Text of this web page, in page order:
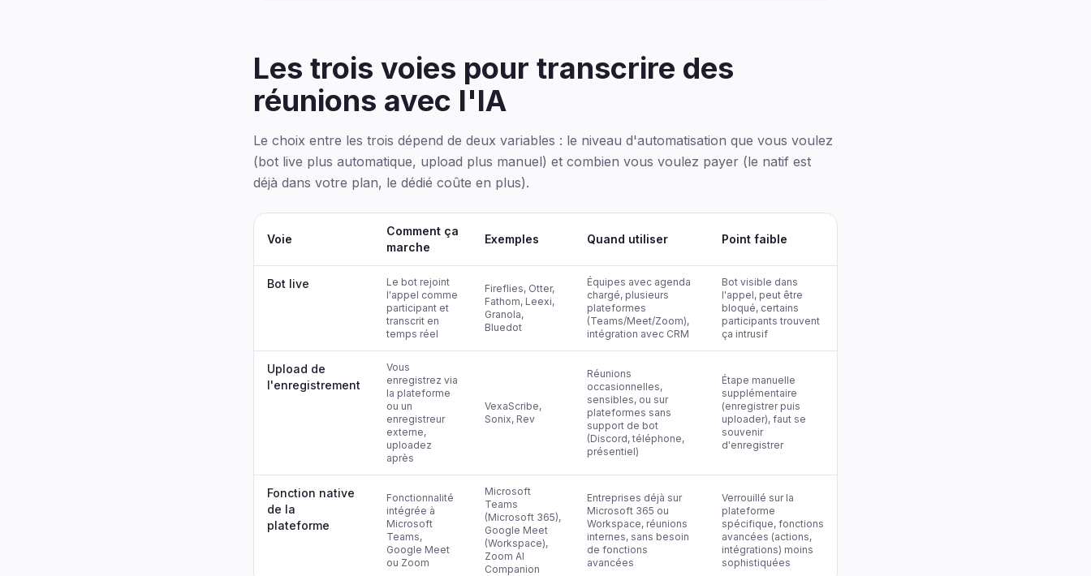
Les trois voies pour transcrire des
réunions avec l'IA
Le choix entre les trois dépend de deux variables : le niveau d'automatisation que vous voulez
(bot live plus automatique, upload plus manuel) et combien vous voulez payer (le natif est
déjà dans votre plan, le dédié coûte en plus).
Voie
Comment ça
marche
Exemples Quand utiliser Point faible
Bot live
Le bot rejoint
l'appel comme
participant et
transcrit en
temps réel
Fireflies, Otter,
Fathom, Leexi,
Granola,
Bluedot
Équipes avec agenda
chargé, plusieurs
plateformes
(Teams/Meet/Zoom),
intégration avec CRM
Bot visible dans
l'appel, peut être
bloqué, certains
participants trouvent
ça intrusif
Upload de
l'enregistrement
Vous
enregistrez via
la plateforme
ou un
enregistreur
externe,
uploadez
après
VexaScribe,
Sonix, Rev
Réunions
occasionnelles,
sensibles, ou sur
plateformes sans
support de bot
(Discord, téléphone,
présentiel)
Étape manuelle
supplémentaire
(enregistrer puis
uploader), faut se
souvenir
d'enregistrer
Fonction native
de la
plateforme
Fonctionnalité
intégrée à
Microsoft
Teams,
Google Meet
ou Zoom
Microsoft
Teams
(Microsoft 365),
Google Meet
(Workspace),
Zoom AI
Companion
Entreprises déjà sur
Microsoft 365 ou
Workspace, réunions
internes, sans besoin
de fonctions
avancées
Verrouillé sur la
plateforme
spécifique, fonctions
avancées (actions,
intégrations) moins
sophistiquées